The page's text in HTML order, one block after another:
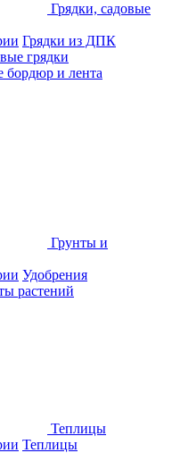
Грядки, садовые
Грядки из ДПК
грядки
бордюр и лента
Грунты и
Удобрения
растений
Теплицы
Теплицы